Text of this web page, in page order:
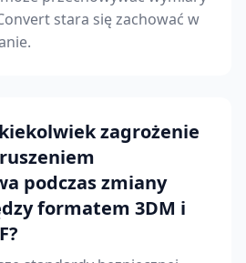
stara się zachować w
zagrożenie
podczas zmiany
formatem 3DM i